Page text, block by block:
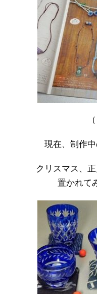
現在、制作
クリスマス、
置かれて